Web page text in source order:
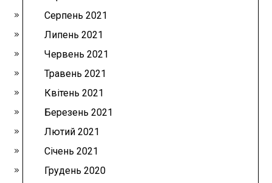
Серпень 2021
Липень 2021
Червень 2021
Травень 2021
Квітень 2021
Березень 2021
Лютий 2021
Січень 2021
Грудень 2020